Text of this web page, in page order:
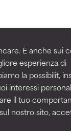
E anche sui
esperienza di
la possibilit,
interessi
il tuo
nostro sito,
appare
ingredienti
appare
ingredienti